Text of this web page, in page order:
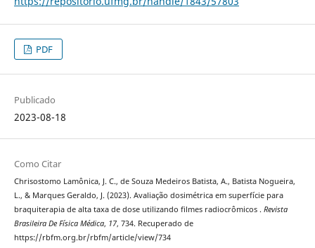
PDF
Publicado
2023-08-18
Como Citar
Chrisostomo Lamônica, J. C., de Souza Medeiros Batista, A., Batista Nogueira,
L., & Marques Geraldo, J. (2023). Avaliação dosimétrica em superfície para
braquiterapia de alta taxa de dose utilizando filmes radiocrômicos . Revista
Brasileira De Física Médica, 17, 734. Recuperado de
https://rbfm.org.br/rbfm/article/view/734